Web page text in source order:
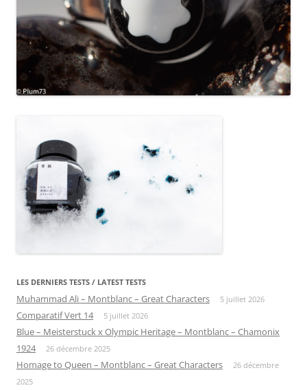
LES DERNIERS TESTS / LATEST TESTS
Muhammad Ali – Montblanc – Great Characters 5 juillet 2026
Comparatif Vert 14 5 juillet 2026
Blue – Meisterstuck x Olympic Heritage – Montblanc – Chamonix
1924
26 décembre 2025
Homage to Queen – Montblanc – Great Characters
26 décembre
2025